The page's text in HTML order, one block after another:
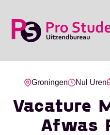
Groningen Nul Uren
Vacature
Afwas